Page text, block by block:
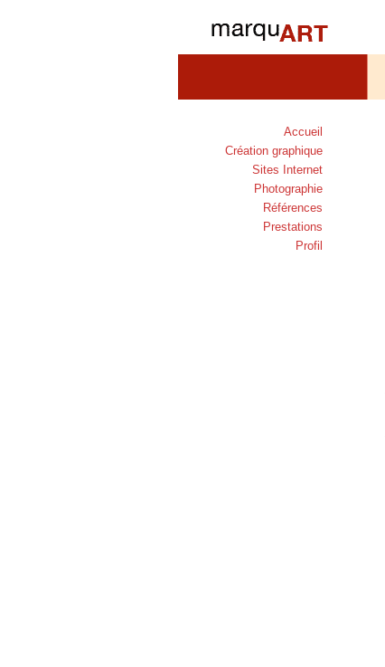
Accueil
Création graphique
Sites Internet
Photographie
Références
Prestations
Profil